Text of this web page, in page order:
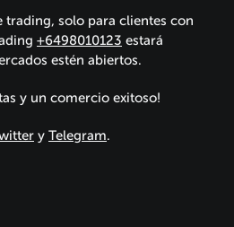
trading, solo para clientes con
+6498010123 estará
estén abiertos.
y un comercio exitoso!
y Telegram.